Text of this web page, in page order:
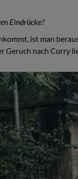
Eindrücke?
ist man
Geruch nach Curry